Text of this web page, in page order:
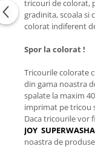
tricouri de colorat,
gradinita, scoala si
colorat indiferent
Spor la colorat !
Tricourile colorate
din gama noastra
spalate la maxim
imprimat pe tricou
Daca tricourile vor
JOY
noastra de